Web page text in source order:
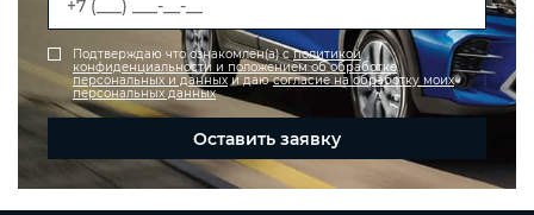
Подтверждаю что ознакомлен(а) сполитикой
конфиденциальности и положением об обработке
персональных и данныхи даюсогласие на обработку моих
персональных данных
Оставить заявку